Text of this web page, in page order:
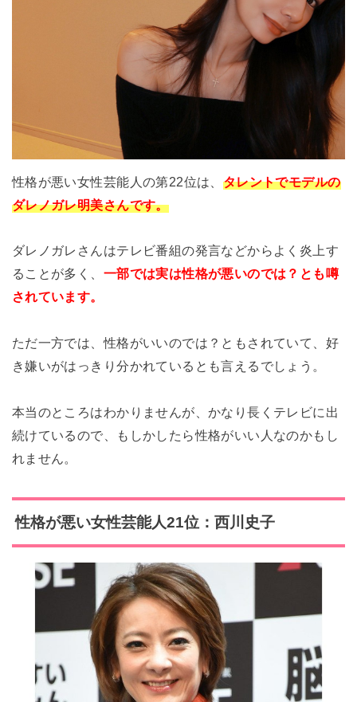
性格が悪い女性芸能人の第22位は、 タレントでモデルの
ダレノガレ明美さんです。
ダレノガレさんはテレビ番組の発言などからよく炎上す
ることが多く、 一部では実は性格が悪いのでは？とも噂
されています。
ただ一方では、性格がいいのでは？ともされていて、好
き嫌いがはっきり分かれているとも言えるでしょう。
本当のところはわかりませんが、かなり長くテレビに出
続けているので、もしかしたら性格がいい人なのかもし
れません。
性格が悪い女性芸能人21位：西川史子